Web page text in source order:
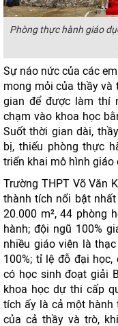
Phòng thực hành giáo
Sự náo nức của các
mong mỏi của thầy và
gian để được làm thí
chạm vào khoa học
Suốt thời gian dài,
bị, thiếu phòng thực
triển khai mô hình giáo
Trường THPT Võ Văn
thành tích nổi bật
20.000 m², 44 phòng
hành; đội ngũ 100%
nhiều giáo viên là
100%; tỉ lệ đỗ đại
có học sinh đoạt giải
khoa học dự thi cấp
tích ấy là cả một hành
của cả thầy và trò,